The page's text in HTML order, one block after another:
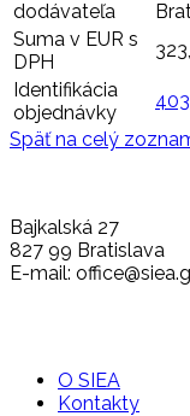
dodávateľa
Suma v EUR s
DPH
Identifikácia
objednávky
Späť na celý
Bajkalská 27
827 99 Bratislava
E-mail:
O SIEA
Kontakty